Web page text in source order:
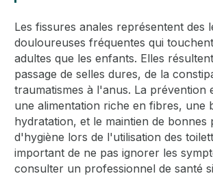
Les fissures anales représentent des
douloureuses fréquentes qui
adultes que les enfants. Elles
passage de selles dures, de la
traumatismes à l'anus. La prévention
une alimentation riche en fibres, une
hydratation, et le maintien de bonnes
d'hygiène lors de l'utilisation des
important de ne pas ignorer les
consulter un professionnel de santé